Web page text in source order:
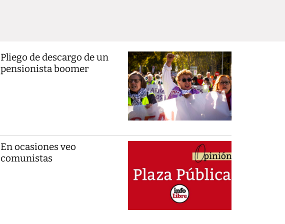
Pliego de descargo de un
pensionista boomer
En ocasiones veo
comunistas